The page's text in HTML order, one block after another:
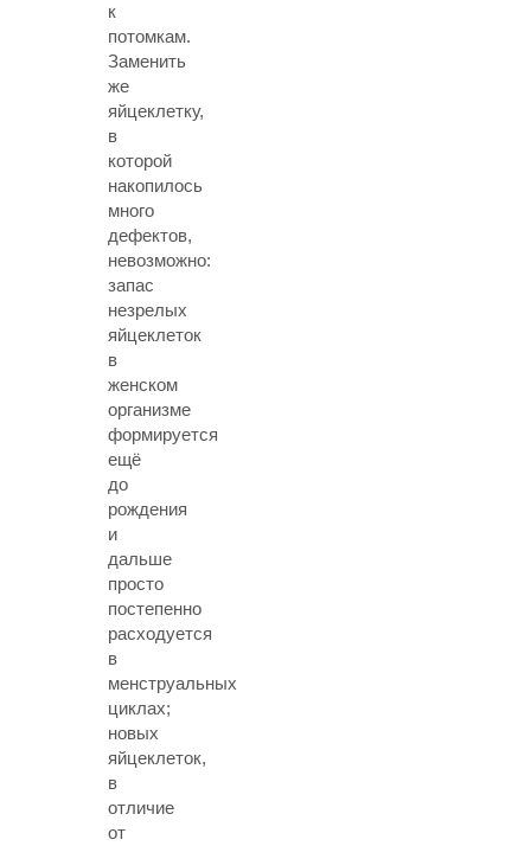
к
потомкам.
Заменить
же
яйцеклетку,
в
которой
накопилось
много
дефектов,
невозможно:
запас
незрелых
яйцеклеток
в
женском
организме
формируется
ещё
до
рождения
и
дальше
просто
постепенно
расходуется
в
менструальных
циклах;
новых
яйцеклеток,
в
отличие
от